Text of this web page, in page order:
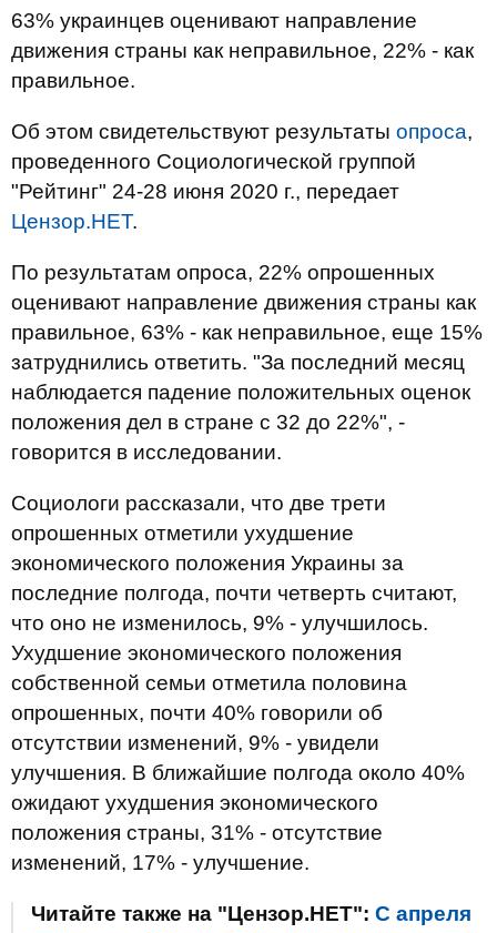
63% украинцев оценивают направление
движения страны как неправильное, 22% - как
правильное.
Об этом свидетельствуют результаты опроса,
проведенного Социологической группой
"Рейтинг" 24-28 июня 2020 г., передает
Цензор.НЕТ.
По результатам опроса, 22% опрошенных
оценивают направление движения страны как
правильное, 63% - как неправильное, еще 15%
затруднились ответить. "За последний месяц
наблюдается падение положительных оценок
положения дел в стране с 32 до 22%", -
говорится в исследовании.
Социологи рассказали, что две трети
опрошенных отметили ухудшение
экономического положения Украины за
последние полгода, почти четверть считают,
что оно не изменилось, 9% - улучшилось.
Ухудшение экономического положения
собственной семьи отметила половина
опрошенных, почти 40% говорили об
отсутствии изменений, 9% - увидели
улучшения. В ближайшие полгода около 40%
ожидают ухудшения экономического
положения страны, 31% - отсутствие
изменений, 17% - улучшение.
Читайте также на "Цензор.НЕТ": С апреля